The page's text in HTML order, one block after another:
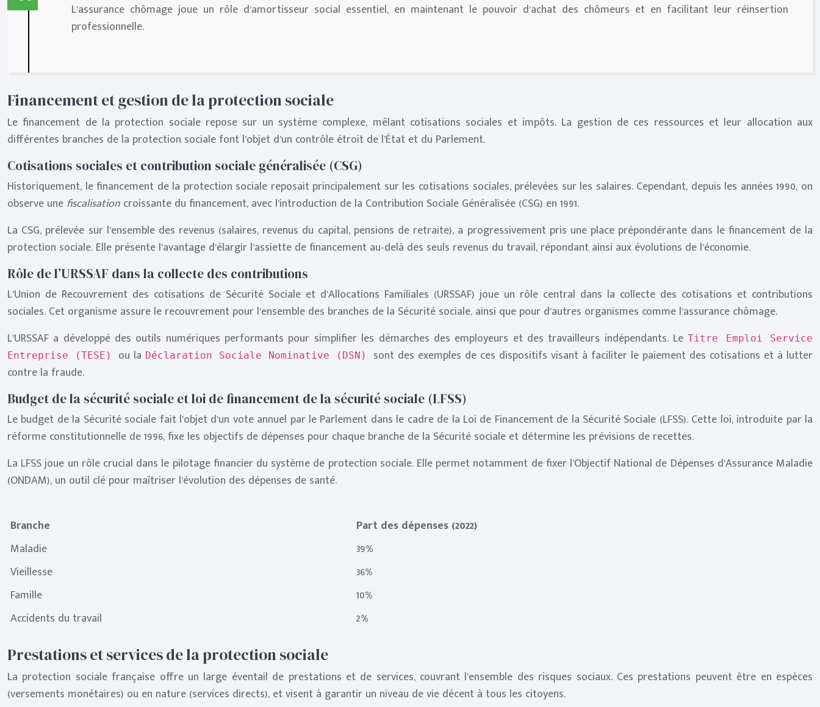
L’assurance chômage joue un rôle d’amortisseur social essentiel, en maintenant le pouvoir d’achat des chômeurs et en facilitant leur réinsertion
professionnelle.
Financement et gestion de la protection sociale
Le financement de la protection sociale repose sur un système complexe, mêlant cotisations sociales et impôts. La gestion de ces ressources et leur allocation aux
différentes branches de la protection sociale font l’objet d’un contrôle étroit de l’État et du Parlement.
Cotisations sociales et contribution sociale généralisée (CSG)
Historiquement, le financement de la protection sociale reposait principalement sur les cotisations sociales, prélevées sur les salaires. Cependant, depuis les années 1990, on
observe une fiscalisation croissante du financement, avec l’introduction de la Contribution Sociale Généralisée (CSG) en 1991.
La CSG, prélevée sur l’ensemble des revenus (salaires, revenus du capital, pensions de retraite), a progressivement pris une place prépondérante dans le financement de la
protection sociale. Elle présente l’avantage d’élargir l’assiette de financement au-delà des seuls revenus du travail, répondant ainsi aux évolutions de l’économie.
Rôle de l’URSSAF dans la collecte des contributions
L’Union de Recouvrement des cotisations de Sécurité Sociale et d’Allocations Familiales (URSSAF) joue un rôle central dans la collecte des cotisations et contributions
sociales. Cet organisme assure le recouvrement pour l’ensemble des branches de la Sécurité sociale, ainsi que pour d’autres organismes comme l’assurance chômage.
L’URSSAF a développé des outils numériques performants pour simplifier les démarches des employeurs et des travailleurs indépendants. LeTitre Emploi Service
Entreprise (TESE) ou la Déclaration Sociale Nominative (DSN) sont des exemples de ces dispositifs visant à faciliter le paiement des cotisations et à lutter
contre la fraude.
Budget de la sécurité sociale et loi de financement de la sécurité sociale (LFSS)
Le budget de la Sécurité sociale fait l’objet d’un vote annuel par le Parlement dans le cadre de la Loi de Financement de la Sécurité Sociale (LFSS). Cette loi, introduite par la
réforme constitutionnelle de 1996, fixe les objectifs de dépenses pour chaque branche de la Sécurité sociale et détermine les prévisions de recettes.
La LFSS joue un rôle crucial dans le pilotage financier du système de protection sociale. Elle permet notamment de fixer l’Objectif National de Dépenses d’Assurance Maladie
(ONDAM), un outil clé pour maîtriser l’évolution des dépenses de santé.
Branche
Part des dépenses (2022)
Maladie
39%
Vieillesse
36%
Famille
10%
Accidents du travail
2%
Prestations et services de la protection sociale
La protection sociale française offre un large éventail de prestations et de services, couvrant l’ensemble des risques sociaux. Ces prestations peuvent être en espèces
(versements monétaires) ou en nature (services directs), et visent à garantir un niveau de vie décent à tous les citoyens.